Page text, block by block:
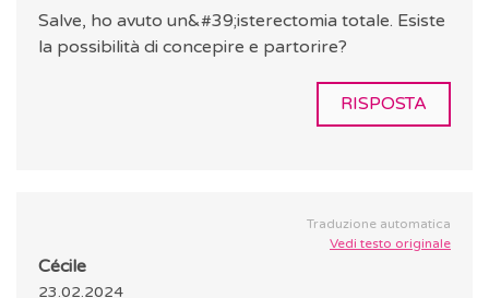
Salve, ho avuto un&#39;isterectomia totale. Esiste
la possibilità di concepire e partorire?
RISPOSTA
Traduzione automatica
Vedi testo originale
Cécile
23.02.2024